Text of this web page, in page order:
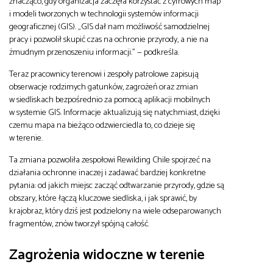
i modeli tworzonych w technologii systemów informacji
geograficznej (GIS). „GIS dał nam możliwość samodzielnej
pracy i pozwolił skupić czas na ochronie przyrody, a nie na
żmudnym przenoszeniu informacji.” — podkreśla.
Teraz pracownicy terenowi i zespoły patrolowe zapisują
obserwacje rodzimych gatunków, zagrożeń oraz zmian
w siedliskach bezpośrednio za pomocą aplikacji mobilnych
w systemie GIS. Informacje aktualizują się natychmiast, dzięki
czemu mapa na bieżąco odzwierciedla to, co dzieje się
w terenie.
Ta zmiana pozwoliła zespołowi Rewilding Chile spojrzeć na
działania ochronne inaczej i zadawać bardziej konkretne
pytania: od jakich miejsc zacząć odtwarzanie przyrody, gdzie są
obszary, które łączą kluczowe siedliska, i jak sprawić, by
krajobraz, który dziś jest podzielony na wiele odseparowanych
fragmentów, znów tworzył spójną całość.
Zagrożenia widoczne w terenie